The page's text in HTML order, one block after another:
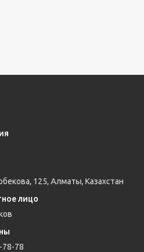
125, Алматы, Казахстан
78-78